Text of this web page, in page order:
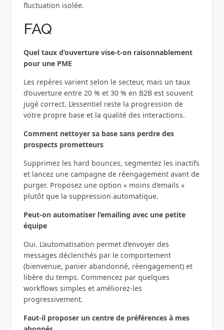
fluctuation isolée.
FAQ
Quel taux d’ouverture vise-t-on raisonnablement
pour une PME
Les repères varient selon le secteur, mais un taux
d’ouverture entre 20 % et 30 % en B2B est souvent
jugé correct. L’essentiel reste la progression de
votre propre base et la qualité des interactions.
Comment nettoyer sa base sans perdre des
prospects prometteurs
Supprimez les hard bounces, segmentez les inactifs
et lancez une campagne de réengagement avant de
purger. Proposez une option « moins d’emails »
plutôt que la suppression automatique.
Peut-on automatiser l’emailing avec une petite
équipe
Oui. L’automatisation permet d’envoyer des
messages déclenchés par le comportement
(bienvenue, panier abandonné, réengagement) et
libère du temps. Commencez par quelques
workflows simples et améliorez-les
progressivement.
Faut-il proposer un centre de préférences à mes